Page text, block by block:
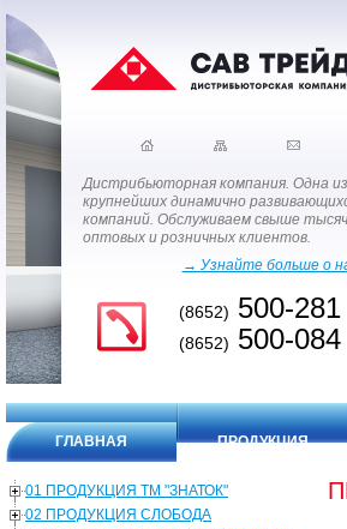
Дистрибьюторная компания. Одна из
крупнейших динамично
компаний. Обслуживаем свыше
оптовых и розничных клиентов.
→ Узнайте больше о
(8652) 500-281
(8652) 500-084
ГЛАВНАЯ ПРОДУКЦИЯ
01 ПРОДУКЦИЯ ТМ "ЗНАТОК"
02 ПРОДУКЦИЯ СЛОБОДА